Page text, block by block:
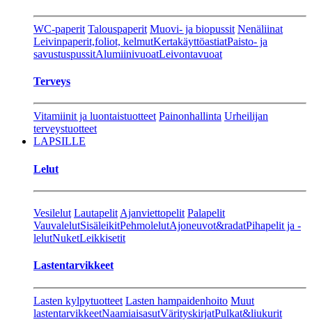
WC-paperit Talouspaperit Muovi- ja biopussit Nenäliinat
Leivinpaperit,foliot, kelmutKertakäyttöastiatPaisto- ja
savustuspussitAlumiinivuoatLeivontavuoat
Terveys
Vitamiinit ja luontaistuotteet Painonhallinta Urheilijan
terveystuotteet
LAPSILLE
Lelut
Vesilelut Lautapelit Ajanviettopelit Palapelit
VauvalelutSisäleikitPehmolelutAjoneuvot&radatPihapelit ja -
lelutNuketLeikkisetit
Lastentarvikkeet
Lasten kylpytuotteet Lasten hampaidenhoito Muut
lastentarvikkeetNaamiaisasutVärityskirjatPulkat&liukurit